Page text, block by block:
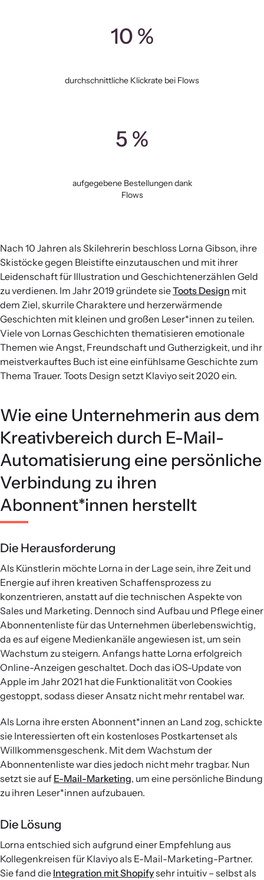
10 %
durchschnittliche Klickrate bei Flows
5 %
aufgegebene Bestellungen dank
Flows
Nach 10 Jahren als Skilehrerin beschloss Lorna Gibson, ihre
Skistöcke gegen Bleistifte einzutauschen und mit ihrer
Leidenschaft für Illustration und Geschichtenerzählen Geld
zu verdienen. Im Jahr 2019 gründete sieToots Design mit
dem Ziel, skurrile Charaktere und herzerwärmende
Geschichten mit kleinen und großen Leser*innen zu teilen.
Viele von Lornas Geschichten thematisieren emotionale
Themen wie Angst, Freundschaft und Gutherzigkeit, und ihr
meistverkauftes Buch ist eine einfühlsame Geschichte zum
Thema Trauer. Toots Design setzt Klaviyo seit 2020 ein.
Wie eine Unternehmerin aus dem
Kreativbereich durch E-Mail-
Automatisierung eine persönliche
Verbindung zu ihren
Abonnent*innen herstellt
Die Herausforderung
Als Künstlerin möchte Lorna in der Lage sein, ihre Zeit und
Energie auf ihren kreativen Schaffensprozess zu
konzentrieren, anstatt auf die technischen Aspekte von
Sales und Marketing. Dennoch sind Aufbau und Pflege einer
Abonnentenliste für das Unternehmen überlebenswichtig,
da es auf eigene Medienkanäle angewiesen ist, um sein
Wachstum zu steigern. Anfangs hatte Lorna erfolgreich
Online-Anzeigen geschaltet. Doch das iOS-Update von
Apple im Jahr 2021 hat die Funktionalität von Cookies
gestoppt, sodass dieser Ansatz nicht mehr rentabel war.
Als Lorna ihre ersten Abonnent*innen an Land zog, schickte
sie Interessierten oft ein kostenloses Postkartenset als
Willkommensgeschenk. Mit dem Wachstum der
Abonnentenliste war dies jedoch nicht mehr tragbar. Nun
setzt sie auf E-Mail-Marketing, um eine persönliche Bindung
zu ihren Leser*innen aufzubauen.
Die Lösung
Lorna entschied sich aufgrund einer Empfehlung aus
Kollegenkreisen für Klaviyo als E-Mail-Marketing-Partner.
Sie fand die Integration mit Shopifysehr intuitiv – selbst als